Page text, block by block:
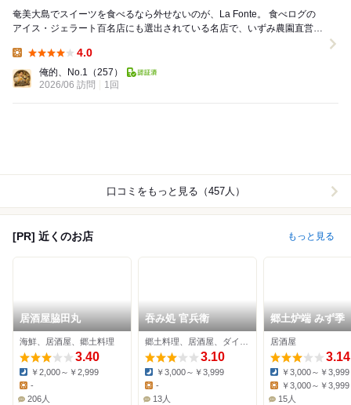
奄美大島でスイーツを食べるなら外せないのが、La Fonte。 食べログの
アイス・ジェラート百名店にも選出されている名店で、いずみ農園直営な
4.0
俺的、No.1 （257）
2026/06 訪問
1回
口コミをもっと見る（457人）
[PR] 近くのお店 もっと見る
居酒屋脇田丸
海鮮、居酒屋、郷土料理
3.40
Dinner:
￥2,000～￥2,999
-
206人
吞み処 官兵衛
3.10
Dinner:
￥3,000～￥3,999
Lunch:
-
13人
郷土炉端 みず季
居酒屋
3.14
Dinner:
￥3,000～￥3,999
Lunch:
￥3,000～￥3,999
15人